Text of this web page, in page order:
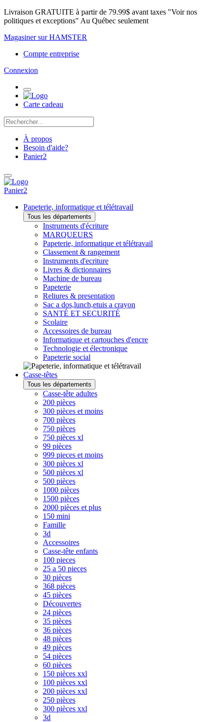
Livraison GRATUITE à partir de 79.99$ avant taxes "Voir nos
politiques et exceptions" Au Québec seulement
Magasiner sur HAMSTER
Compte entreprise
Connexion
Carte cadeau
À propos
Besoin d'aide?
Panier2
Panier2
Papeterie, informatique et télétravail
Tous les départements
Instruments d'écriture
MARQUEURS
Papeterie, informatique et télétravail
Classement & rangement
Instruments d'ecriture
Livres & dictionnaires
Machine de bureau
Papeterie
Reliures & presentation
Sac a dos,lunch,etuis a crayon
SANTÉ ET SECURITÉ
Scolaire
Accessoires de bureau
Informatique et cartouches d'encre
Technologie et électronique
Papeterie social
Casse-têtes
Tous les départements
Casse-tête adultes
200 pièces
300 pièces et moins
700 pièces
750 pièces
750 pièces xl
99 pièces
999 pieces et moins
300 pièces xl
500 pièces xl
500 pièces
1000 pièces
1500 pièces
2000 pièces et plus
150 mini
Famille
3d
Accessoires
Casse-tête enfants
100 pieces
25 a 50 pieces
30 pièces
368 pièces
45 pièces
Découvertes
24 pièces
35 pièces
36 pièces
48 pièces
49 pièces
54 pièces
60 pièces
150 pièces xxl
100 pièces xxl
200 pièces xxl
250 pièces
300 pièces xxl
3d